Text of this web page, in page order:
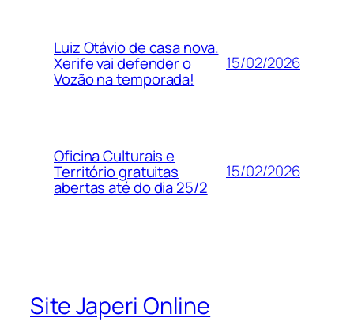
Luiz Otávio de casa nova.
Xerife vai defender o
Vozão na temporada!
15/02/2026
Oficina Culturais e
Território gratuitas
abertas até do dia 25/2
15/02/2026
Site Japeri Online